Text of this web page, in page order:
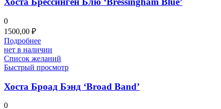
0
1500,00 ₽
Подробнее
нет в наличии
Список желаний
Быстрый просмотр
Хоста Броад Бэнд ‘Broad Band’
0